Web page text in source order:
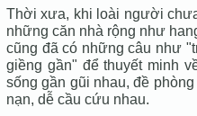
Thời xưa, khi loài người
những căn nhà rộng như
cũng đã có những câu như
giềng gần" để thuyết minh
sống gần gũi nhau, đề
nạn, dễ cầu cứu nhau.